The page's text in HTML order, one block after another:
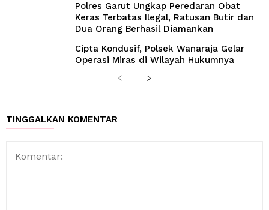
Polres Garut Ungkap Peredaran Obat
Keras Terbatas Ilegal, Ratusan Butir dan
Dua Orang Berhasil Diamankan
Cipta Kondusif, Polsek Wanaraja Gelar
Operasi Miras di Wilayah Hukumnya
TINGGALKAN KOMENTAR